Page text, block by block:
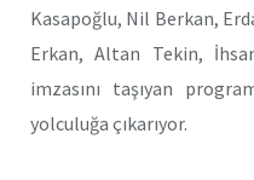
Kasapoğlu, Nil Berkan,
Erkan, Altan Tekin,
imzasını taşıyan
yolculuğa çıkarıyor.